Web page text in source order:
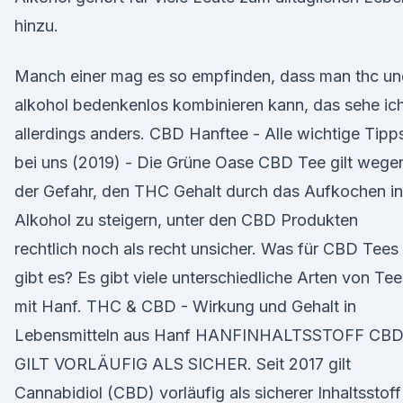
hinzu.
Manch einer mag es so empfinden, dass man thc
alkohol bedenkenlos kombinieren kann, das sehe
allerdings anders. CBD Hanftee - Alle wichtige
bei uns (2019) - Die Grüne Oase CBD Tee gilt
der Gefahr, den THC Gehalt durch das Aufkochen in
Alkohol zu steigern, unter den CBD Produkten
rechtlich noch als recht unsicher. Was für CBD Tees
gibt es? Es gibt viele unterschiedliche Arten von
mit Hanf. THC & CBD - Wirkung und Gehalt in
Lebensmitteln aus Hanf HANFINHALTSSTOFF CBD
GILT VORLÄUFIG ALS SICHER. Seit 2017 gilt
Cannabidiol (CBD) vorläufig als sicherer Inhaltsstoff